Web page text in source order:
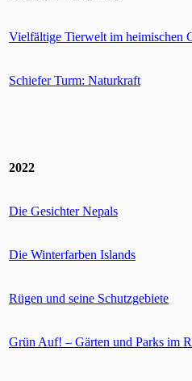
Vielfältige Tierwelt im heimischen
Schiefer Turm: Naturkraft
2022
Die Gesichter Nepals
Die Winterfarben Islands
Rügen und seine Schutzgebiete
Grün Auf! – Gärten und Parks im